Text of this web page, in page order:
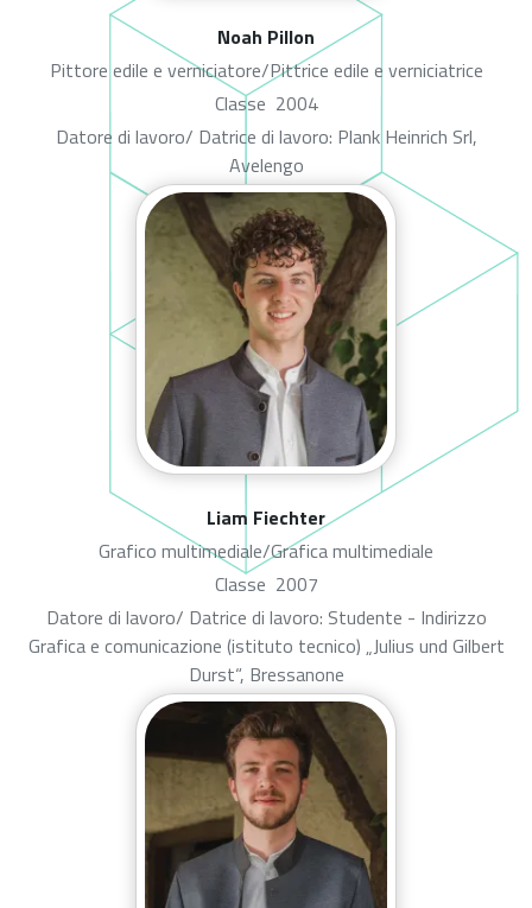
Noah Pillon
Pittore edile e verniciatore/Pittrice edile e verniciatrice
Classe 2004
Datore di lavoro/ Datrice di lavoro: Plank Heinrich Srl,
Avelengo
Liam Fiechter
Grafico multimediale/Grafica multimediale
Classe 2007
Datore di lavoro/ Datrice di lavoro: Studente - Indirizzo
Grafica e comunicazione (istituto tecnico) „Julius und Gilbert
Durst“, Bressanone